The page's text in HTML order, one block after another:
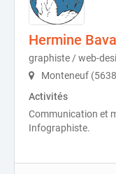
Hermine
graphiste / web-
Monteneuf
Activités
Communication et
Infographiste.